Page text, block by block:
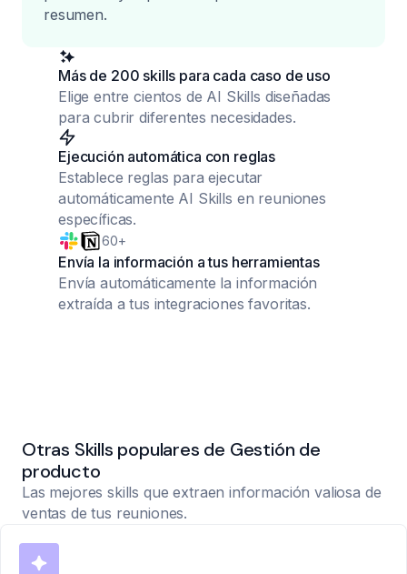
resumen.
Más de 200 skills para cada caso de uso
Elige entre cientos de AI Skills diseñadas
para cubrir diferentes necesidades.
Ejecución automática con reglas
Establece reglas para ejecutar
automáticamente AI Skills en reuniones
específicas.
60+
Envía la información a tus herramientas
Envía automáticamente la información
extraída a tus integraciones favoritas.
Otras Skills populares de Gestión de
producto
Las mejores skills que extraen información valiosa de
ventas de tus reuniones.